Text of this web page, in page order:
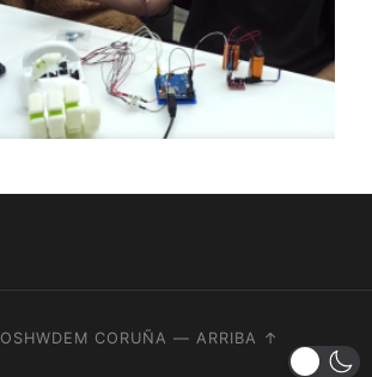
OSHWDEM CORUÑA — ARRIBA ↑